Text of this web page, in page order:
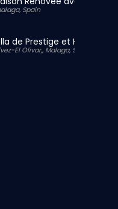
Spain
de Prestige et Horizon
El Olivar,, Malaga, Spain